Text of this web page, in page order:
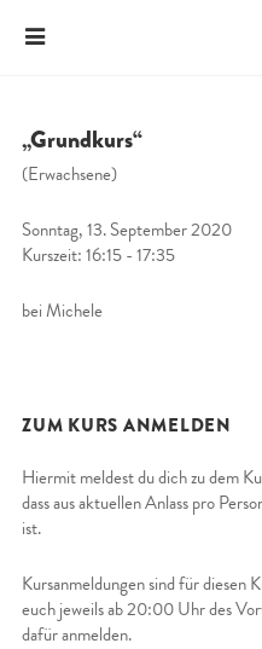
„Grundkurs“
(Erwachsene)
Sonntag, 13. September 2020
Kurszeit: 16:15 - 17:35
bei Michele
ZUM KURS ANMELDEN
Hiermit meldest du dich zu dem
dass aus aktuellen Anlass pro
ist.
Kursanmeldungen sind für diesen
euch jeweils ab 20:00 Uhr des
dafür anmelden.